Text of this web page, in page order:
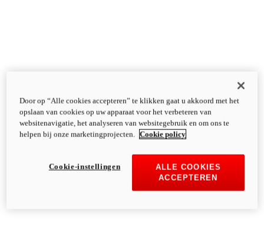
Door op “Alle cookies accepteren” te klikken gaat u akkoord met het
opslaan van cookies op uw apparaat voor het verbeteren van
websitenavigatie, het analyseren van websitegebruik en om ons te
helpen bij onze marketingprojecten.
Cookie policy
ALLE COOKIES
ACCEPTEREN
Cookie-instellingen